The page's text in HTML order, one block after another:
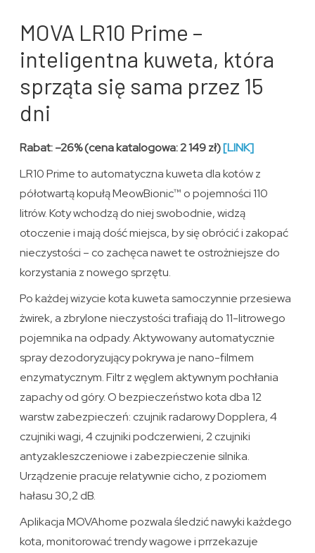
MOVA LR10 Prime –
inteligentna kuweta, która
sprząta się sama przez 15
dni
Rabat: –26% (cena katalogowa: 2 149 zł)[LINK]
LR10 Prime to automatyczna kuweta dla kotów z
półotwartą kopułą MeowBionic™ o pojemności 110
litrów. Koty wchodzą do niej swobodnie, widzą
otoczenie i mają dość miejsca, by się obrócić i zakopać
nieczystości – co zachęca nawet te ostrożniejsze do
korzystania z nowego sprzętu.
Po każdej wizycie kota kuweta samoczynnie przesiewa
żwirek, a zbrylone nieczystości trafiają do 11-litrowego
pojemnika na odpady. Aktywowany automatycznie
spray dezodoryzujący pokrywa je nano-filmem
enzymatycznym. Filtr z węglem aktywnym pochłania
zapachy od góry. O bezpieczeństwo kota dba 12
warstw zabezpieczeń: czujnik radarowy Dopplera, 4
czujniki wagi, 4 czujniki podczerwieni, 2 czujniki
antyzakleszczeniowe i zabezpieczenie silnika.
Urządzenie pracuje relatywnie cicho, z poziomem
hałasu 30,2 dB.
Aplikacja MOVAhome pozwala śledzić nawyki każdego
kota, monitorować trendy wagowe i prrzekazuje